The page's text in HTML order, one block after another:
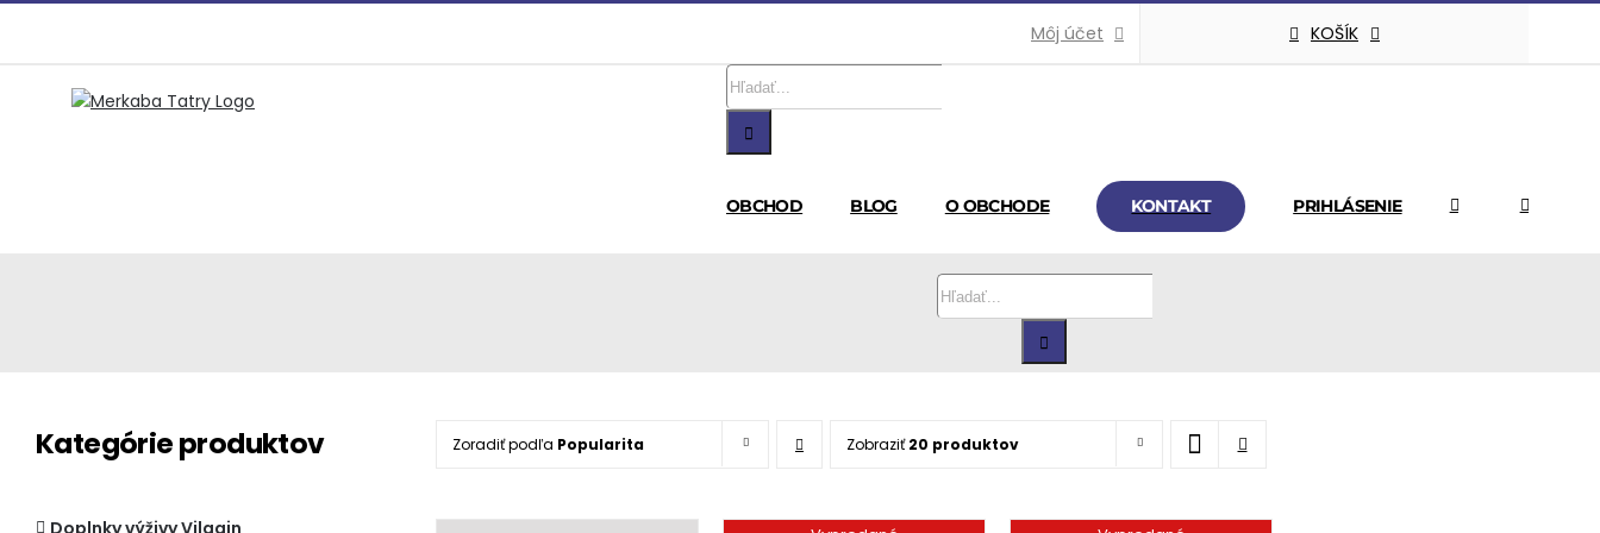
Môj účet
KOŠÍK
Hľadať:
OBCHOD BLOG O OBCHODE KONTAKT PRIHLÁSENIE
Hľadať:
Zoradiť podľa Popularita Zobraziť20 produktov
Kategórie produktov
Doplnky výživy Vilgain